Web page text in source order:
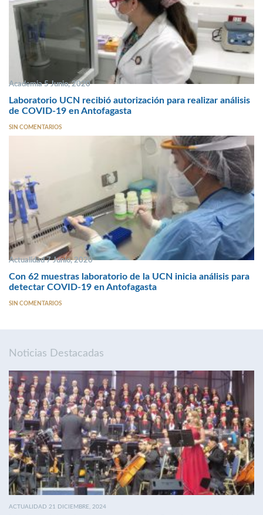
Academia 5 Junio, 2020
Laboratorio UCN recibió autorización para realizar análisis
de COVID-19 en Antofagasta
SIN COMENTARIOS
Actualidad 7 Junio, 2020
Con 62 muestras laboratorio de la UCN inicia análisis para
detectar COVID-19 en Antofagasta
SIN COMENTARIOS
Noticias Destacadas
ACTUALIDAD 21 DICIEMBRE, 2024